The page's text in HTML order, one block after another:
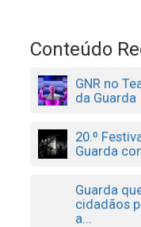
Conteúdo
GNR no
da Guarda
20.º
Guarda
Guarda
cidadãos
a...